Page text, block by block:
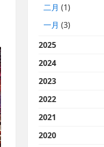
二月 (1)
一月 (3)
2025
2024
2023
2022
2021
2020